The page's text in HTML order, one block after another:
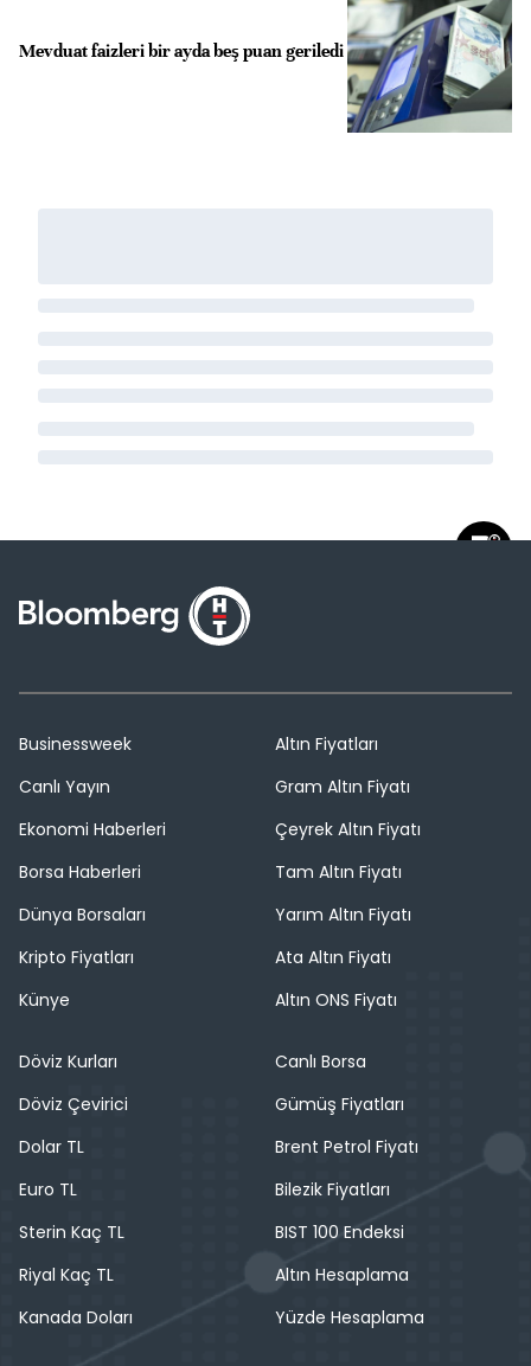
Mevduat faizleri bir ayda beş puan geriledi
Businessweek
Canlı Yayın
Ekonomi Haberleri
Borsa Haberleri
Dünya Borsaları
Kripto Fiyatları
Künye
Altın Fiyatları
Gram Altın Fiyatı
Çeyrek Altın Fiyatı
Tam Altın Fiyatı
Yarım Altın Fiyatı
Ata Altın Fiyatı
Altın ONS Fiyatı
Döviz Kurları
Döviz Çevirici
Dolar TL
Euro TL
Sterin Kaç TL
Riyal Kaç TL
Kanada Doları
Canlı Borsa
Gümüş Fiyatları
Brent Petrol Fiyatı
Bilezik Fiyatları
BIST 100 Endeksi
Altın Hesaplama
Yüzde Hesaplama